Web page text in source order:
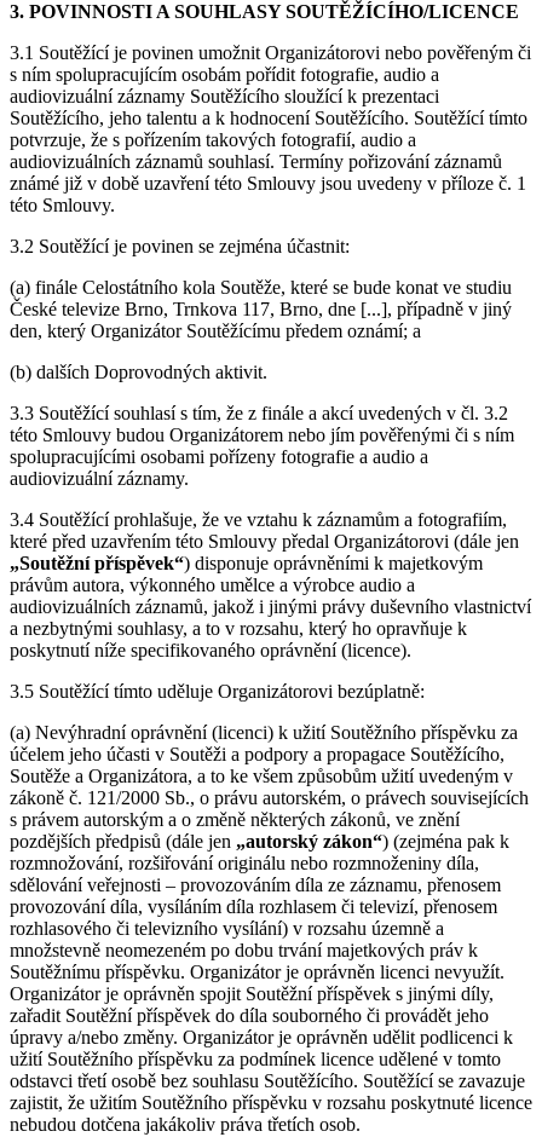
3. POVINNOSTI A SOUHLASY SOUTĚŽÍCÍHO/LICENCE
3.1 Soutěžící je povinen umožnit Organizátorovi nebo pověřeným či
s ním spolupracujícím osobám pořídit fotografie, audio a
audiovizuální záznamy Soutěžícího sloužící k prezentaci
Soutěžícího, jeho talentu a k hodnocení Soutěžícího. Soutěžící tímto
potvrzuje, že s pořízením takových fotografií, audio a
audiovizuálních záznamů souhlasí. Termíny pořizování záznamů
známé již v době uzavření této Smlouvy jsou uvedeny v příloze č. 1
této Smlouvy.
3.2 Soutěžící je povinen se zejména účastnit:
(a) finále Celostátního kola Soutěže, které se bude konat ve studiu
České televize Brno, Trnkova 117, Brno, dne [...], případně v jiný
den, který Organizátor Soutěžícímu předem oznámí; a
(b) dalších Doprovodných aktivit.
3.3 Soutěžící souhlasí s tím, že z finále a akcí uvedených v čl. 3.2
této Smlouvy budou Organizátorem nebo jím pověřenými či s ním
spolupracujícími osobami pořízeny fotografie a audio a
audiovizuální záznamy.
3.4 Soutěžící prohlašuje, že ve vztahu k záznamům a fotografiím,
které před uzavřením této Smlouvy předal Organizátorovi (dále jen
„Soutěžní příspěvek“) disponuje oprávněními k majetkovým
právům autora, výkonného umělce a výrobce audio a
audiovizuálních záznamů, jakož i jinými právy duševního vlastnictví
a nezbytnými souhlasy, a to v rozsahu, který ho opravňuje k
poskytnutí níže specifikovaného oprávnění (licence).
3.5 Soutěžící tímto uděluje Organizátorovi bezúplatně:
(a) Nevýhradní oprávnění (licenci) k užití Soutěžního příspěvku za
účelem jeho účasti v Soutěži a podpory a propagace Soutěžícího,
Soutěže a Organizátora, a to ke všem způsobům užití uvedeným v
zákoně č. 121/2000 Sb., o právu autorském, o právech souvisejících
s právem autorským a o změně některých zákonů, ve znění
pozdějších předpisů (dále jen „autorský zákon“) (zejména pak k
rozmnožování, rozšiřování originálu nebo rozmnoženiny díla,
sdělování veřejnosti – provozováním díla ze záznamu, přenosem
provozování díla, vysíláním díla rozhlasem či televizí, přenosem
rozhlasového či televizního vysílání) v rozsahu územně a
množstevně neomezeném po dobu trvání majetkových práv k
Soutěžnímu příspěvku. Organizátor je oprávněn licenci nevyužít.
Organizátor je oprávněn spojit Soutěžní příspěvek s jinými díly,
zařadit Soutěžní příspěvek do díla souborného či provádět jeho
úpravy a/nebo změny. Organizátor je oprávněn udělit podlicenci k
užití Soutěžního příspěvku za podmínek licence udělené v tomto
odstavci třetí osobě bez souhlasu Soutěžícího. Soutěžící se zavazuje
zajistit, že užitím Soutěžního příspěvku v rozsahu poskytnuté licence
nebudou dotčena jakákoliv práva třetích osob.